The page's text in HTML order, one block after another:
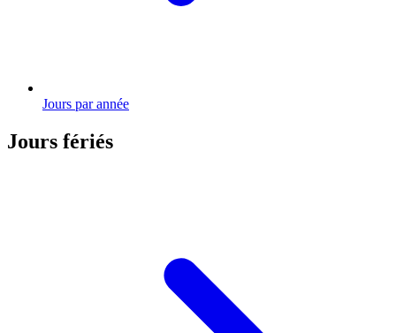
Jours par année
Jours fériés